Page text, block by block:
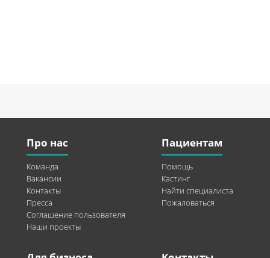
Про нас
Команда
Вакансии
Контакты
Пресса
Соглашение пользователя
Наши проекты
Пациентам
Помощь
Кастинг
Найти специалиста
Пожаловаться